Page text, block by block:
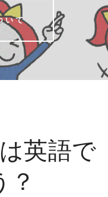
いて
英語で